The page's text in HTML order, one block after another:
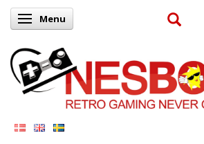
Skifte navigation
Menu